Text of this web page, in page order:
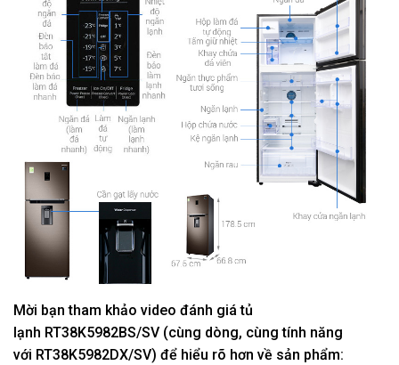
Mời bạn tham khảo video đánh giá tủ
lạnh RT38K5982BS/SV (cùng dòng, cùng tính năng
với RT38K5982DX/SV) để hiểu rõ hơn về sản phẩm: